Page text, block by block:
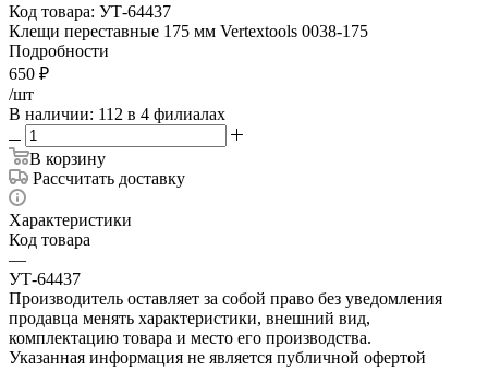
Код товара: УТ-64437
Клещи переставные 175 мм Vertextools 0038-175
Подробности
650 ₽
/шт
В наличии: 112 в 4 филиалах
В корзину
Рассчитать доставку
Характеристики
Код товара
—
УТ-64437
Производитель оставляет за собой право без уведомления
продавца менять характеристики, внешний вид,
комплектацию товара и место его производства.
Указанная информация не является публичной офертой